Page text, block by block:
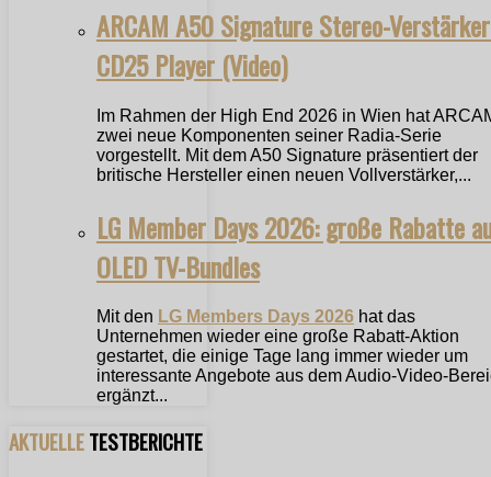
ARCAM A50 Signature Stereo-
CD25 Player (Video)
Im Rahmen der High End 2026 in Wien hat
zwei neue Komponenten seiner Radia-Serie
vorgestellt. Mit dem A50 Signature präsentiert der
britische Hersteller einen neuen Vollverstärker,...
LG Member Days 2026: große Rabatte
OLED TV-Bundles
Mit den LG Members Days 2026 hat das
Unternehmen wieder eine große Rabatt-Aktion
gestartet, die einige Tage lang immer wieder um
interessante Angebote aus dem Audio-Video-
ergänzt...
AKTUELLETESTBERICHTE